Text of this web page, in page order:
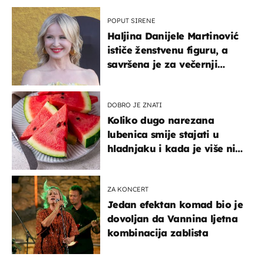
POPUT SIRENE
Haljina Danijele Martinović
ističe ženstvenu figuru, a
savršena je za večernji
DOBRO JE ZNATI
Koliko dugo narezana
lubenica smije stajati u
hladnjaku i kada je više nije
ZA KONCERT
Jedan efektan komad bio je
dovoljan da Vannina ljetna
kombinacija zablista